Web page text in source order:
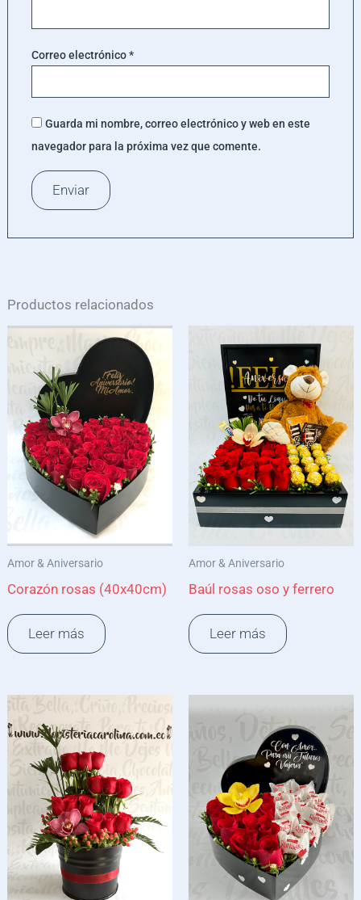
Correo electrónico*
Guarda mi nombre, correo electrónico y web en este
navegador para la próxima vez que comente.
Productos relacionados
Amor & Aniversario
Corazón rosas (40x40cm)
Leer más
Amor & Aniversario
Baúl rosas oso y ferrero
Leer más